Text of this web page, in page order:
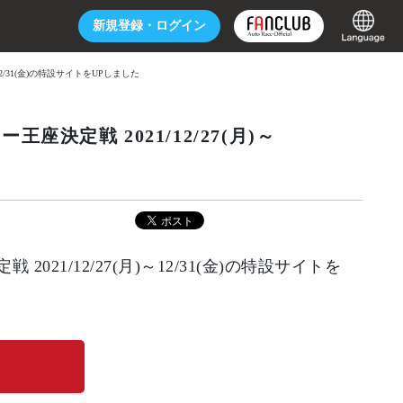
新規登録・ ログイン
31(金)の特設サイトをUPしました
王座決定戦 2021/12/27(月)～
戦 2021/12/27(月)～12/31(金)の特設サイトを